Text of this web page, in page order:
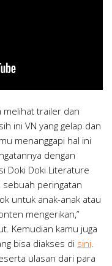
melihat trailer dan
ini VN yang gelap dan
menanggapi hal ini
dengan
Doki Doki Literature
sebuah peringatan
untuk anak-anak atau
mengerikan,”
Kemudian kamu juga
bisa diakses di sini.
ulasan dari para